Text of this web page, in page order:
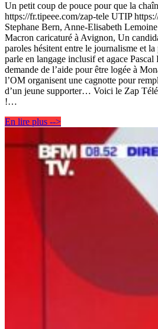
Un petit coup de pouce pour que la
https://fr.tipeee.com/zap-tele UTIP
Stephane Bern, Anne-Elisabeth
Macron caricaturé à Avignon, Un
paroles hésitent entre le journalisme et
parle en langage inclusif et agace Pascal
demande de l’aide pour être logée à
l’OM organisent une cagnotte pour
d’un jeune supporter… Voici le Zap
!…
En lire plus -->